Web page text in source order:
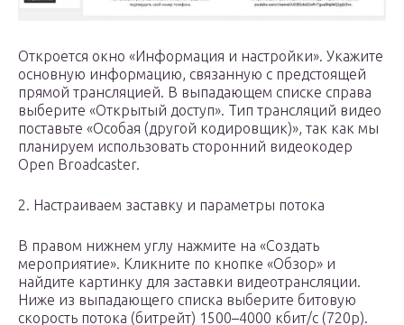
Откроется окно «Информация и настройки». Укажите
основную информацию, связанную с предстоящей
прямой трансляцией. В выпадающем списке справа
выберите «Открытый доступ». Тип трансляций видео
поставьте «Особая (другой кодировщик)», так как мы
планируем использовать сторонний видеокодер
Open Broadcaster.
2. Настраиваем заставку и параметры потока
В правом нижнем углу нажмите на «Создать
мероприятие». Кликните по кнопке «Обзор» и
найдите картинку для заставки видеотрансляции.
Ниже из выпадающего списка выберите битовую
скорость потока (битрейт) 1500–4000 кбит/c (720p).